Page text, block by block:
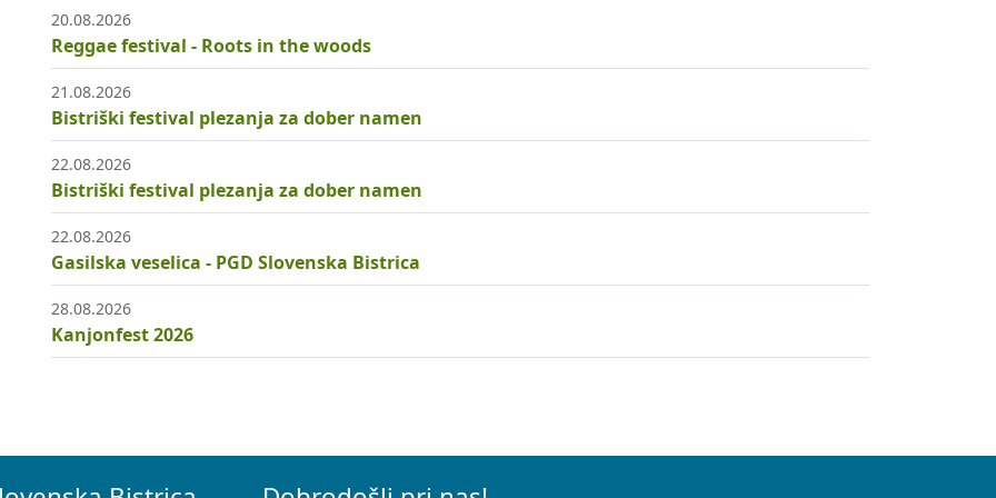
20.08.2026
Reggae festival - Roots in the woods
21.08.2026
Bistriški festival plezanja za dober namen
22.08.2026
Bistriški festival plezanja za dober namen
22.08.2026
Gasilska veselica - PGD Slovenska Bistrica
28.08.2026
Kanjonfest 2026